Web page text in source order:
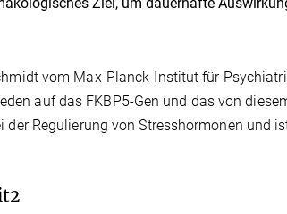
vom Max-Planck-Institut für
auf das FKBP5-Gen und das von
Regulierung von Stresshormonen und